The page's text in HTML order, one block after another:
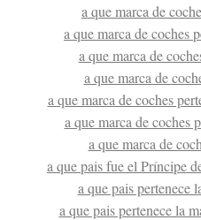
a que marca de
a que marca de coches
a que marca de
a que marca de
a que marca de coches
a que marca de coches
a que marca de
a que pais fue el Príncipe
a que pais pertenece
a que pais pertenece la